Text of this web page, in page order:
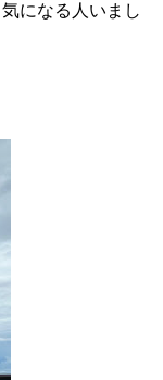
になる人いまし